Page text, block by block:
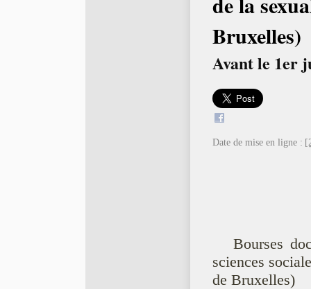
Bruxelles)
Avant le 1er
Date de mise en ligne :
Bourses
sciences
de Bruxelles)